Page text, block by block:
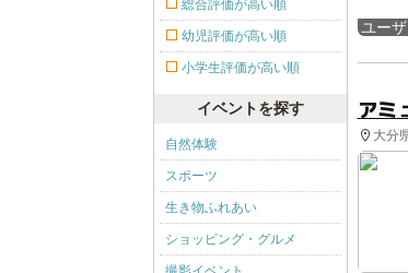
ユー
アミ
大分
総合評価が高い順
幼児評価が高い順
小学生評価が高い順
イベントを探す
自然体験
スポーツ
生き物ふれあい
ショッピング・グルメ